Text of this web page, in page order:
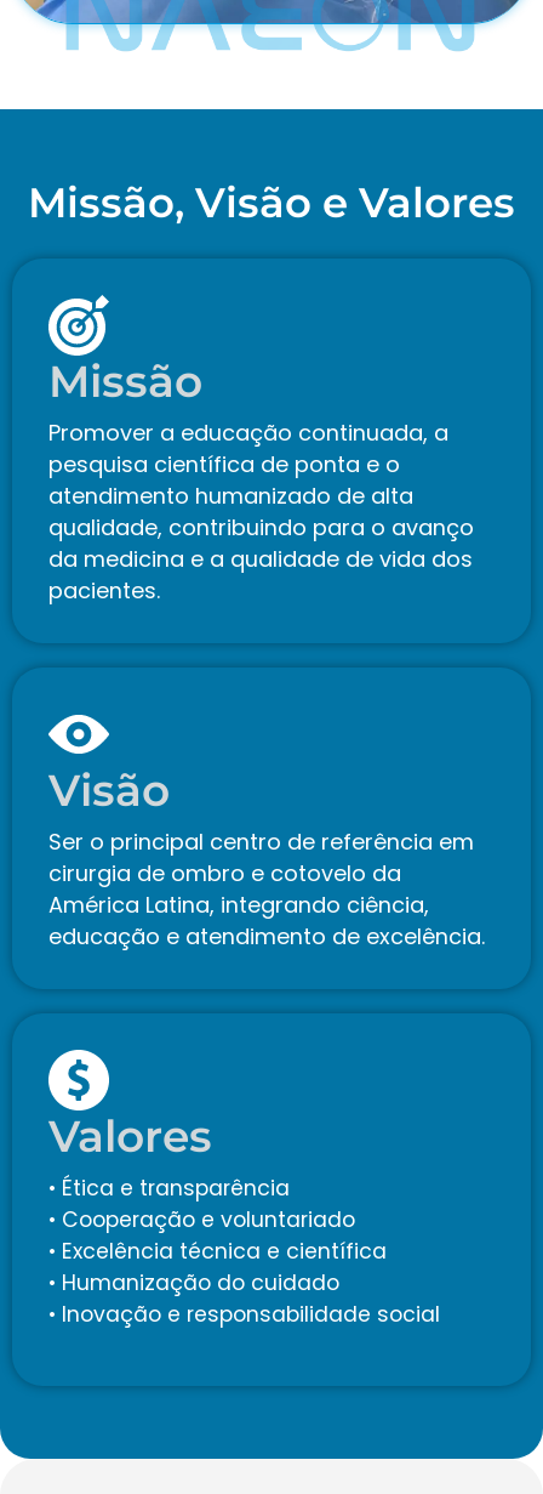
Missão, Visão e Valores
Missão
Promover a educação continuada, a
pesquisa científica de ponta e o
atendimento humanizado de alta
qualidade, contribuindo para o avanço
da medicina e a qualidade de vida dos
pacientes.
Visão
Ser o principal centro de referência em
cirurgia de ombro e cotovelo da
América Latina, integrando ciência,
educação e atendimento de excelência.
Valores
• Ética e transparência
• Cooperação e voluntariado
• Excelência técnica e científica
• Humanização do cuidado
• Inovação e responsabilidade social